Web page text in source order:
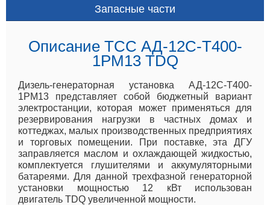
Запасные части
Описание ТСС АД-12С-Т400-
1РМ13 TDQ
Дизель-генераторная установка АД-12С-Т400-
1РМ13 представляет собой бюджетный вариант
электростанции, которая может применяться для
резервирования нагрузки в частных домах и
коттеджах, малых производственных предприятиях
и торговых помещении. При поставке, эта ДГУ
заправляется маслом и охлаждающей жидкостью,
комплектуется глушителями и аккумуляторными
батареями. Для данной трехфазной генераторной
установки мощностью 12 кВт использован
двигатель TDQ увеличенной мощности.